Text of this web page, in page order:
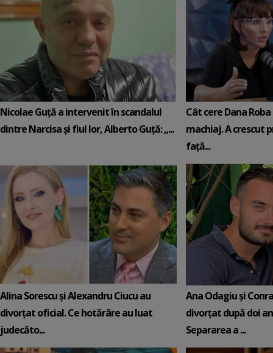
Nicolae Guță a intervenit în scandalul
dintre Narcisa și fiul lor, Alberto Guță: „...
Cât cere Dana
machiaj. A crescut
față...
Alina Sorescu și Alexandru Ciucu au
divorțat oficial. Ce hotărâre au luat
judecăto...
Ana Odagiu și
divorțat după doi
Separarea a ...